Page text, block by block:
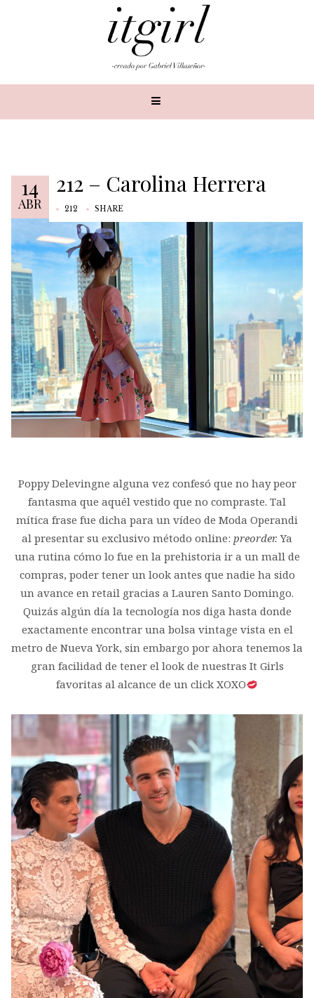
14
ABR
212 – Carolina Herrera
212 SHARE
Poppy Delevingne alguna vez confesó que no hay peor
fantasma que aquél vestido que no compraste. Tal
mítica frase fue dicha para un vídeo de Moda Operandi
al presentar su exclusivo método online: preorder. Ya
una rutina cómo lo fue en la prehistoria ir a un mall de
compras, poder tener un look antes que nadie ha sido
un avance en retail gracias a Lauren Santo Domingo.
Quizás algún día la tecnología nos diga hasta donde
exactamente encontrar una bolsa vintage vista en el
metro de Nueva York, sin embargo por ahora tenemos la
gran facilidad de tener el look de nuestras It Girls
favoritas al alcance de un click XOXO